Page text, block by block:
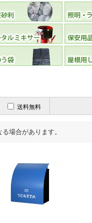
送料無料
場合があります。